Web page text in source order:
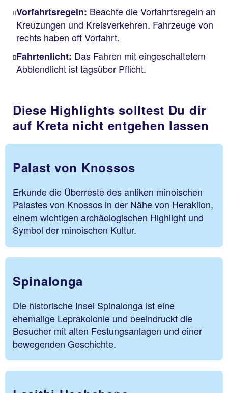
Vorfahrtsregeln: Beachte die Vorfahrtsregeln an
Kreuzungen und Kreisverkehren. Fahrzeuge von
rechts haben oft Vorfahrt.
Fahrtenlicht: Das Fahren mit eingeschaltetem
Abblendlicht ist tagsüber Pflicht.
Diese Highlights solltest Du dir
auf Kreta nicht entgehen lassen
Palast von Knossos
Erkunde die Überreste des antiken minoischen
Palastes von Knossos in der Nähe von Heraklion,
einem wichtigen archäologischen Highlight und
Symbol der minoischen Kultur.
Spinalonga
Die historische Insel Spinalonga ist eine
ehemalige Leprakolonie und beeindruckt die
Besucher mit alten Festungsanlagen und einer
bewegenden Geschichte.